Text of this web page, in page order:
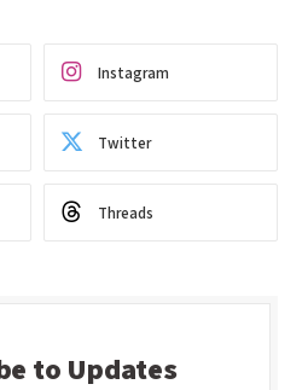
Instagram
Twitter
Threads
to Updates